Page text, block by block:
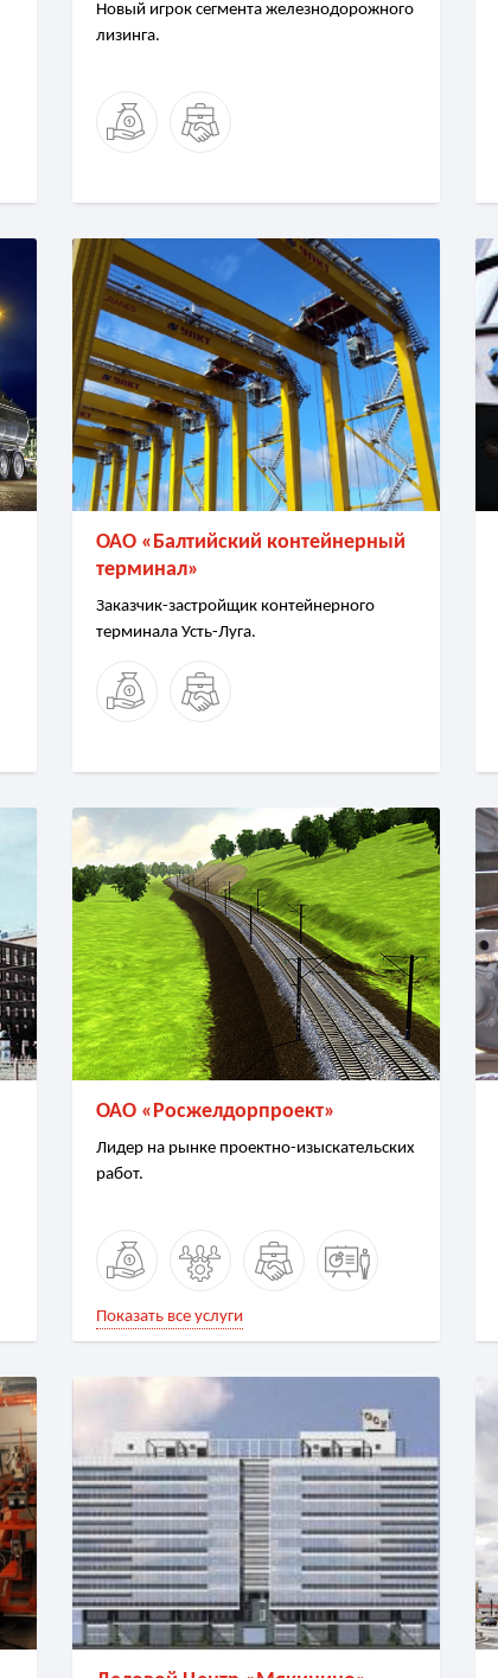
Новый игрок сегмента железнодорожного
лизинга.
ОАО «Балтийский контейнерный
терминал»
Заказчик-застройщик контейнерного
терминала Усть-Луга.
ОАО «Росжелдорпроект»
Лидер на рынке проектно-изыскательских
работ.
Показать все услуги